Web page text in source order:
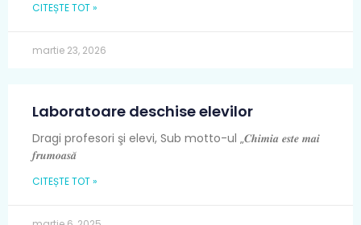
CITEȘTE TOT »
martie 23, 2026
Laboratoare deschise elevilor
Dragi profesori şi elevi, Sub motto-ul „𝑪𝒉𝒊𝒎𝒊𝒂 𝒆𝒔𝒕𝒆 𝒎𝒂𝒊
𝒇𝒓𝒖𝒎𝒐𝒂𝒔𝒂̆
CITEȘTE TOT »